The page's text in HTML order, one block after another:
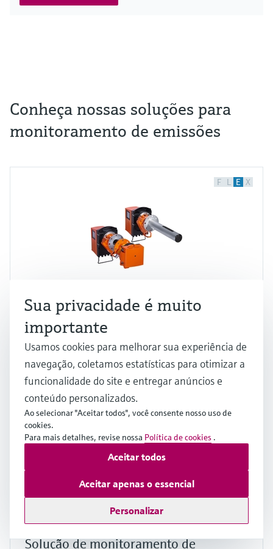
Conheça nossas soluções para
monitoramento de emissões
F L E X
GM32
Meça gases agressivos de forma direta e rápida –
mesmo em zonas ATEX
Preço depois dologin
Solução de monitoramento de
Sua privacidade é muito
importante
Usamos cookies para melhorar sua experiência de
navegação, coletamos estatísticas para otimizar a
funcionalidade do site e entregar anúncios e
conteúdo personalizados.
Ao selecionar "Aceitar todos", você consente nosso uso de
cookies.
Para mais detalhes, revise nossa Política de cookies .
Personalizar
Aceitar apenas o essencial
Aceitar todos